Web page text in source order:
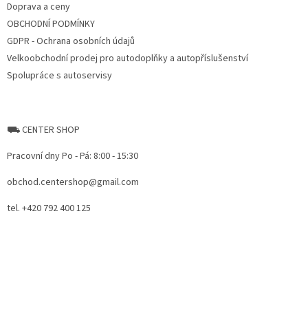
Doprava a ceny
OBCHODNÍ PODMÍNKY
GDPR - Ochrana osobních údajů
Velkoobchodní prodej pro autodoplňky a autopříslušenství
Spolupráce s autoservisy
⛟ CENTER SHOP
Pracovní dny Po - Pá: 8:00 - 15:30
obchod.centershop@gmail.com
tel. +420 792 400 125